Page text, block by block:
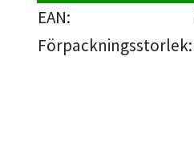
EAN:
Förpackningsstorlek: